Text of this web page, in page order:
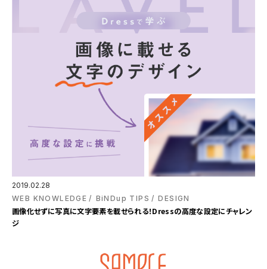
2019.02.28
WEB KNOWLEDGE
BiNDup TIPS DESIGN
画像化せずに写真に文字要素を載せられる！Dressの高度な設定にチャレン
ジ